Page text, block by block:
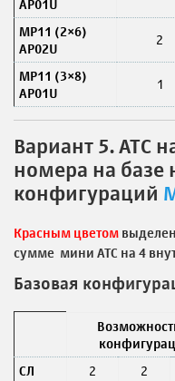
AP01U
MP11 (2×6)
AP02U
2
MP11 (3×8)
AP01U
1
Вариант 5. АТС
номера на базе
конфигураций
Красным цветом
сумме мини АТС на 4
Базовая
СЛ
2 2